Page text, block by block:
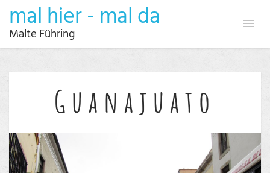
mal hier - mal da
Malte Führing
Guanajuato